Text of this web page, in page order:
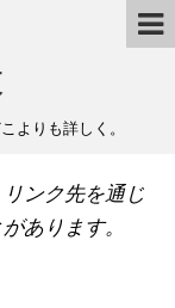
よりも詳しく。
ンク先を通じ
あります。